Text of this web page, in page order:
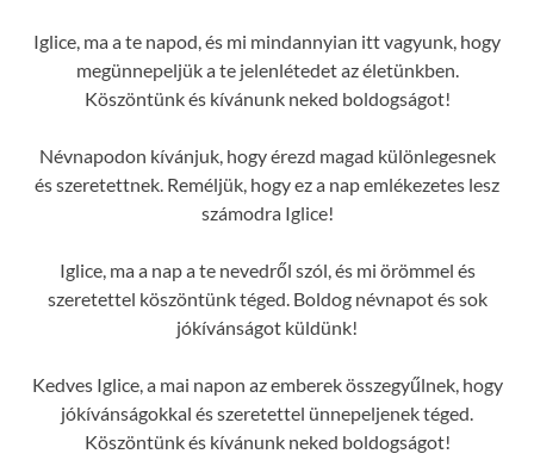
Iglice, ma a te napod, és mi mindannyian itt vagyunk, hogy
megünnepeljük a te jelenlétedet az életünkben.
Köszöntünk és kívánunk neked boldogságot!
Névnapodon kívánjuk, hogy érezd magad különlegesnek
és szeretettnek. Reméljük, hogy ez a nap emlékezetes lesz
számodra Iglice!
Iglice, ma a nap a te nevedről szól, és mi örömmel és
szeretettel köszöntünk téged. Boldog névnapot és sok
jókívánságot küldünk!
Kedves Iglice, a mai napon az emberek összegyűlnek, hogy
jókívánságokkal és szeretettel ünnepeljenek téged.
Köszöntünk és kívánunk neked boldogságot!